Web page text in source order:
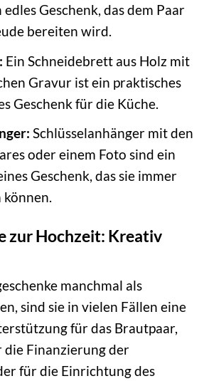
Geschenk, das dem Paar
bereiten wird.
Ein Schneidebrett aus Holz mit
Gravur ist ein praktisches
Geschenk für die Küche.
Schlüsselanhänger mit den
oder einem Foto sind ein
Geschenk, das sie immer
können.
zur Hochzeit: Kreativ
manchmal als
sind sie in vielen Fällen eine
für das Brautpaar,
die Finanzierung der
für die Einrichtung des